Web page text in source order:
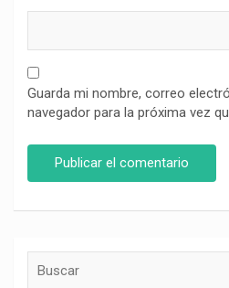
Guarda mi nombre, correo
navegador para la próxima vez